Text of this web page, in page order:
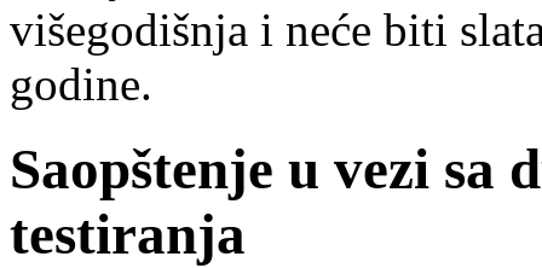
višegodišnja i neće biti
godine.
Saopštenje u vezi
testiranja